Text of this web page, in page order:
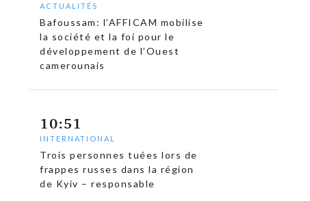
ACTUALITÉS
Bafoussam: l’AFFICAM mobilise
la société et la foi pour le
développement de l’Ouest
camerounais
10:51
INTERNATIONAL
Trois personnes tuées lors de
frappes russes dans la région
de Kyiv – responsable